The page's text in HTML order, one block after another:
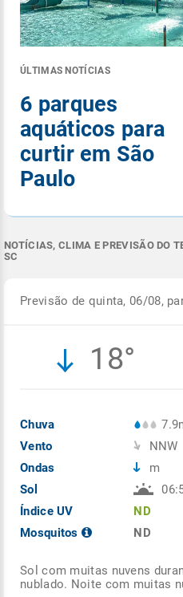
ÚLTIMAS NOTÍCIAS
6 parques
aquáticos para
curtir em São
Paulo
NOTÍCIAS, CLIMA E PREVISÃO DO
SC
Previsão de quinta, 06/08,
18°
Chuva
Vento
Ondas
Sol
Índice UV
Mosquitos
NNW
m
ND
ND
Sol com muitas nuvens
nublado. Noite com muitas